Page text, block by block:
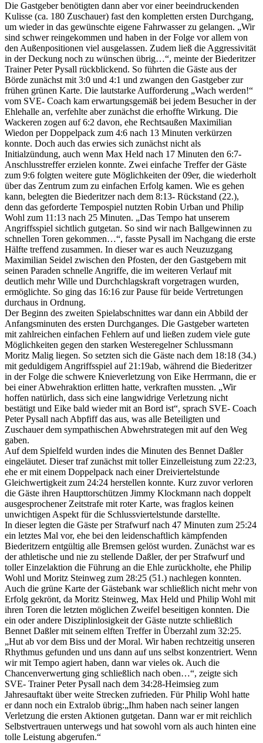
Die Gastgeber benötigten dann aber vor einer beeindruckenden
Kulisse (ca. 180 Zuschauer) fast den kompletten ersten Durchgang,
um wieder in das gewünschte eigene Fahrwasser zu gelangen. „Wir
sind schwer reingekommen und haben in der Folge vor allem von
den Außenpositionen viel ausgelassen. Zudem ließ die Aggressivität
in der Deckung noch zu wünschen übrig…“, meinte der Biederitzer
Trainer Peter Pysall rückblickend. So führten die Gäste aus der
Börde zunächst mit 3:0 und 4:1 und zwangen den Gastgeber zur
frühen grünen Karte. Die lautstarke Aufforderung „Wach werden!“
vom SVE- Coach kam erwartungsgemäß bei jedem Besucher in der
Ehlehalle an, verfehlte aber zunächst die erhoffte Wirkung. Die
Wackeren zogen auf 6:2 davon, ehe Rechtsaußen Maximilian
Wiedon per Doppelpack zum 4:6 nach 13 Minuten verkürzen
konnte. Doch auch das erwies sich zunächst nicht als
Initialzündung, auch wenn Max Held nach 17 Minuten den 6:7-
Anschlusstreffer erzielen konnte. Zwei einfache Treffer der Gäste
zum 9:6 folgten weitere gute Möglichkeiten der 09er, die wiederholt
über das Zentrum zum zu einfachen Erfolg kamen. Wie es gehen
kann, belegten die Biederitzer nach dem 8:13- Rückstand (22.),
denn das geforderte Tempospiel nutzten Robin Urban und Philip
Wohl zum 11:13 nach 25 Minuten. „Das Tempo hat unserem
Angriffsspiel sichtlich gutgetan. So sind wir nach Ballgewinnen zu
schnellen Toren gekommen…“, fasste Pysall im Nachgang die erste
Hälfte treffend zusammen. In dieser war es auch Neuzuzgang
Maximilian Seidel zwischen den Pfosten, der den Gastgebern mit
seinen Paraden schnelle Angriffe, die im weiteren Verlauf mit
deutlich mehr Wille und Durchchlagskraft vorgetragen wurden,
ermöglichte. So ging das 16:16 zur Pause für beide Vertretungen
durchaus in Ordnung.
Der Beginn des zweiten Spielabschnittes war dann ein Abbild der
Anfangsminuten des ersten Durchganges. Die Gastgeber warteten
mit zahlreichen einfachen Fehlern auf und ließen zudem viele gute
Möglichkeiten gegen den starken Westeregelner Schlussmann
Moritz Malig liegen. So setzten sich die Gäste nach dem 18:18 (34.)
mit geduldigem Angriffsspiel auf 21:19ab, während die Biederitzer
in der Folge die schwere Knieverletzung von Eike Herrmann, die er
bei einer Abwehraktion erlitten hatte, verkraften mussten. „Wir
hoffen natürlich, dass sich eine langwidrige Verletzung nicht
bestätigt und Eike bald wieder mit an Bord ist“, sprach SVE- Coach
Peter Pysall nach Abpfiff das aus, was alle Beteiligten und
Zuschauer dem sympathischen Abwehrstrategen mit auf den Weg
gaben.
Auf dem Spielfeld wurden indes die Minuten des Bennet Daßler
eingeläutet. Dieser traf zunächst mit toller Einzelleistung zum 22:23,
ehe er mit einem Doppelpack nach einer Dreiviertelstunde
Gleichwertigkeit zum 24:24 herstellen konnte. Kurz zuvor verloren
die Gäste ihren Haupttorschützen Jimmy Klockmann nach doppelt
ausgesprochener Zeitstrafe mit roter Karte, was fraglos keinen
unwichtigen Aspekt für die Schlussviertelstunde darstellte.
In dieser legten die Gäste per Strafwurf nach 47 Minuten zum 25:24
ein letztes Mal vor, ehe bei den leidenschaftlich kämpfenden
Biederitzern entgültig alle Bremsen gelöst wurden. Zunächst war es
der athletische und nie zu stellende Daßler, der per Strafwurf und
toller Einzelaktion die Führung an die Ehle zurückholte, ehe Philip
Wohl und Moritz Steinweg zum 28:25 (51.) nachlegen konnten.
Auch die grüne Karte der Gästebank war schließlich nicht mehr von
Erfolg gekrönt, da Moritz Steinweg, Max Held und Philip Wohl mit
ihren Toren die letzten möglichen Zweifel beseitigen konnten. Die
ein oder andere Disziplinlosigkeit der Gäste nutzte schließlich
Bennet Daßler mit seinem elften Treffer in Überzahl zum 32:25.
„Hut ab vor dem Biss und der Moral. Wir haben rechtzeitig unseren
Rhythmus gefunden und uns dann auf uns selbst konzentriert. Wenn
wir mit Tempo agiert haben, dann war vieles ok. Auch die
Chancenverwertung ging schließlich nach oben…“, zeigte sich
SVE- Trainer Peter Pysall nach dem 34:28-Heimsieg zum
Jahresauftakt über weite Strecken zufrieden. Für Philip Wohl hatte
er dann noch ein Extralob übrig:„Ihm haben nach seiner langen
Verletzung die ersten Aktionen gutgetan. Dann war er mit reichlich
Selbstvertrauen unterwegs und hat sowohl vorn als auch hinten eine
tolle Leistung abgerufen.“